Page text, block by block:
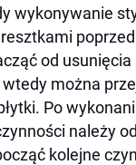
wykonywanie
od usunięcia
można
Po
należy
kolejne